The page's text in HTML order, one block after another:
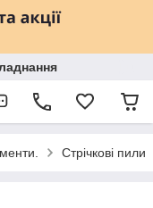
Стрічкові пили